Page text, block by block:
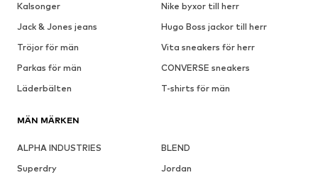
Kalsonger
Nike byxor till herr
Jack & Jones jeans
Hugo Boss jackor till herr
Tröjor för män
Vita sneakers för herr
Parkas för män
CONVERSE sneakers
Läderbälten
T-shirts för män
MÄN MÄRKEN
ALPHA INDUSTRIES
BLEND
Superdry
Jordan